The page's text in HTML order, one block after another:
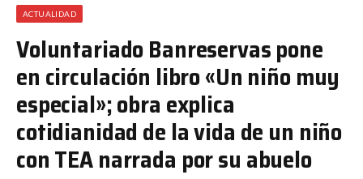
ACTUALIDAD
Voluntariado Banreservas pone
en circulación libro «Un niño muy
especial»; obra explica
cotidianidad de la vida de un niño
con TEA narrada por su abuelo